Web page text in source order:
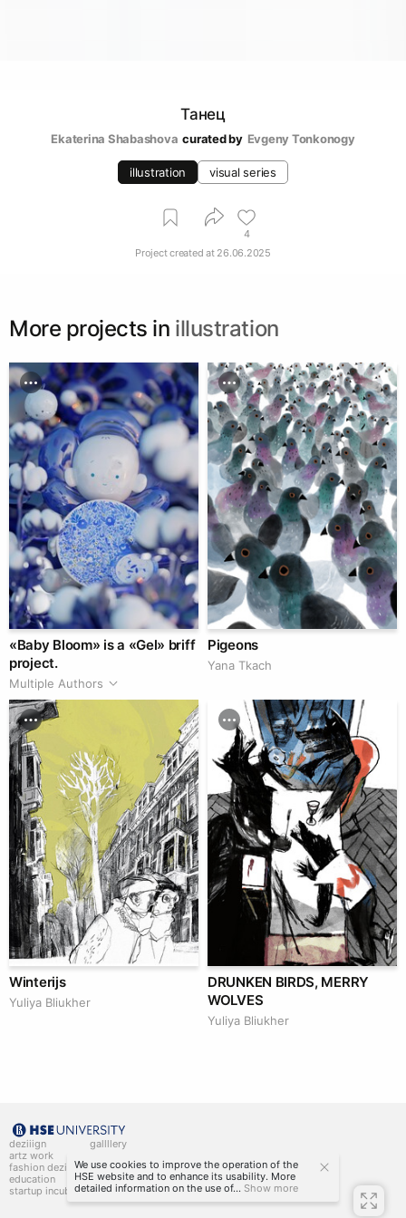
Танец
Ekaterina Shabashova curated by Evgeny Tonkonogy
illustration visual series
4
Project created at 26.06.2025
More projects in illustration
«Baby Bloom» is a «Gel» briff
project.
Multiple Authors
Pigeons
Yana Tkach
Winterijs
Yuliya Bliukher
DRUNKEN BIRDS, MERRY
WOLVES
Yuliya Bliukher
deziiign
artz work
fashion deziiign
education
startup incubator
gallllery
kiiids.art
We use cookies to improve the operation of the
HSE website and to enhance its usability. More
detailed information on the use of... Show more